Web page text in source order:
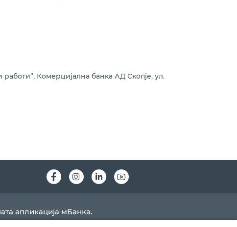
Комерцијална банка АД Скопје, ул.
Instagram
LinkedInYoutube
апликација мБанка.